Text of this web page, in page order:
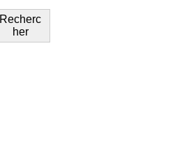
Recherc
her